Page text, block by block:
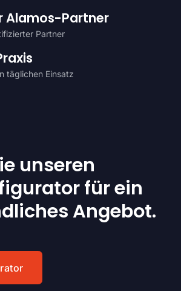
Alamos-Partner
Partner
täglichen Einsatz
unseren
für ein
Angebot.